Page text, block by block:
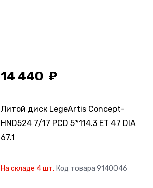
14 440
Литой диск LegeArtis Concept-
HND524 7/17 PCD 5*114.3 ET 47 DIA
67.1
На складе 4 шт. Код товара 9140046